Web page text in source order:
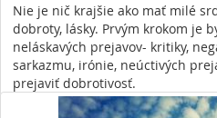
Nie je nič krajšie ako mať milé
dobroty, lásky. Prvým krokom je
neláskavých prejavov- kritiky,
sarkazmu, irónie, neúctivých
prejaviť dobrotivosť.
Read More»